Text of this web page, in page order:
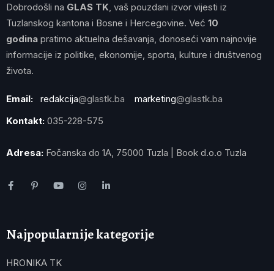
Dobrodošli na GLAS TK , vaš pouzdani izvor vijesti iz
Tuzlanskog kantona i Bosne i Hercegovine. Već 10
godina pratimo aktuelna dešavanja, donoseći vam najnovije
informacije iz politike, ekonomije, sporta, kulture i društvenog
života.
Email: redakcija@glastk.ba marketing@glastk.ba
Kontakt: 035-228-575
Adresa: Fočanska do 1A, 75000 Tuzla | Book d.o.o Tuzla
Najpopularnije kategorije
HRONIKA TK